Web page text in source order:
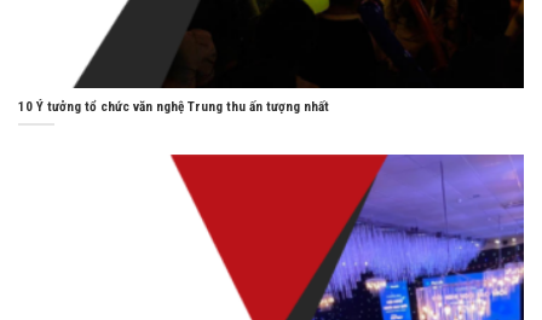
10 Ý tưởng tổ chức văn nghệ Trung thu ấn tượng nhất